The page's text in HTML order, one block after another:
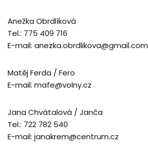
Anežka Obrdlíková
Tel.: 775 409 716
E-mail: anezka.obrdlikova@gmail.com
Matěj Ferda / Fero
E-mail: mafe@volny.cz
Jana Chvátalová / Janča
Tel.: 722 782 540
E-mail: janakrem@centrum.cz